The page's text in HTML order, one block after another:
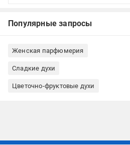
Популярные запросы
Женская парфюмерия
Сладкие духи
Цветочно-фруктовые духи